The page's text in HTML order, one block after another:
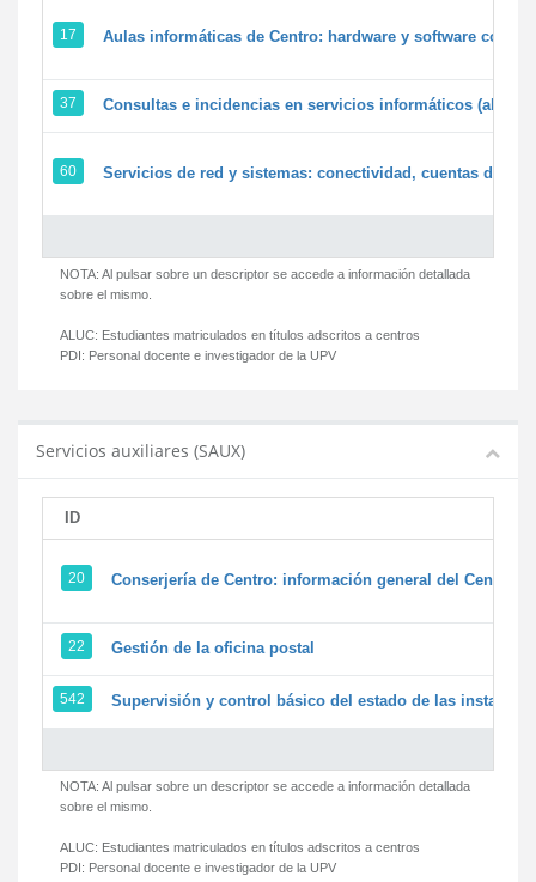
17 Aulas informáticas de Centro: hardware y software
37 Consultas e incidencias en servicios informáticos
60 Servicios de red y sistemas: conectividad, cuentas de
NOTA: Al pulsar sobre un descriptor se accede a información detallada
sobre el mismo.
ALUC: Estudiantes matriculados en títulos adscritos a centros
PDI: Personal docente e investigador de la UPV
Servicios auxiliares (SAUX)
ID
20 Conserjería de Centro: información general del Centro y
22 Gestión de la oficina postal
542 Supervisión y control básico del estado de las
NOTA: Al pulsar sobre un descriptor se accede a información detallada
sobre el mismo.
ALUC: Estudiantes matriculados en títulos adscritos a centros
PDI: Personal docente e investigador de la UPV